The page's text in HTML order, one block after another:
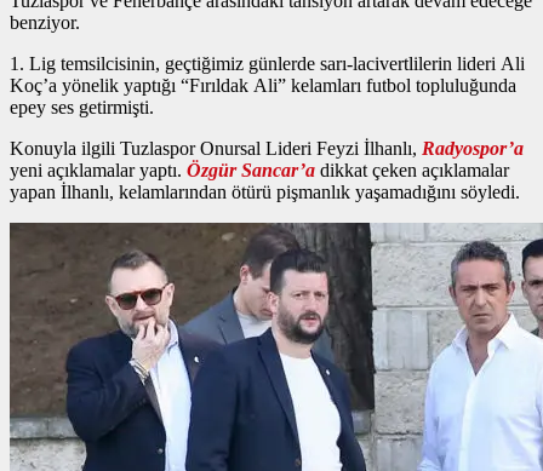
benziyor.
1. Lig temsilcisinin, geçtiğimiz günlerde sarı-lacivertlilerin lideri Ali
Koç’a yönelik yaptığı “Fırıldak Ali” kelamları futbol topluluğunda
epey ses getirmişti.
Konuyla ilgili Tuzlaspor Onursal Lideri Feyzi İlhanlı, Radyospor’a
yeni açıklamalar yaptı. Özgür Sancar’a dikkat çeken açıklamalar
yapan İlhanlı, kelamlarından ötürü pişmanlık yaşamadığını söyledi.